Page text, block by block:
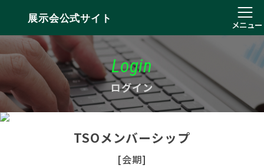
展示会公式サイト
メニュー
Login
ログイン
TSOメンバーシップ
[会期]